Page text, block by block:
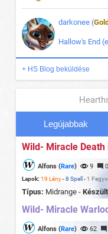
darkonee (
Hallow's End
+ HS Blog beküldése
Legújabbak
Wild- Miracle Death
Alfons (Rare) 9 0
Lapok: 19 Lény-8 Spell - 1
Típus: Midrange -
Wild- Miracle
Alfons (Rare) 62